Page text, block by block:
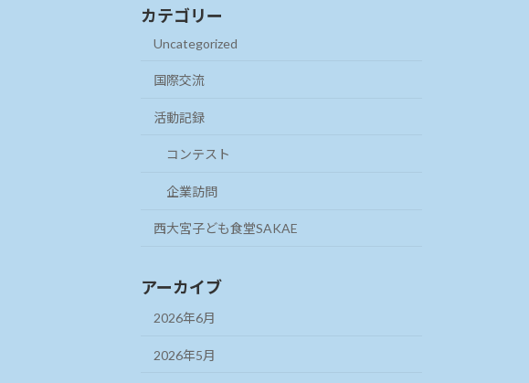
カテゴリー
Uncategorized
国際交流
活動記録
コンテスト
企業訪問
西大宮子ども食堂SAKAE
アーカイブ
2026年6月
2026年5月